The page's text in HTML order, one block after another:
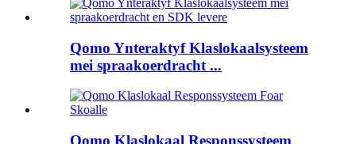
Qomo Ynteraktyf Klaslokaalsysteem
mei spraakoerdracht ...
Qomo Klaslokaal Responssysteem